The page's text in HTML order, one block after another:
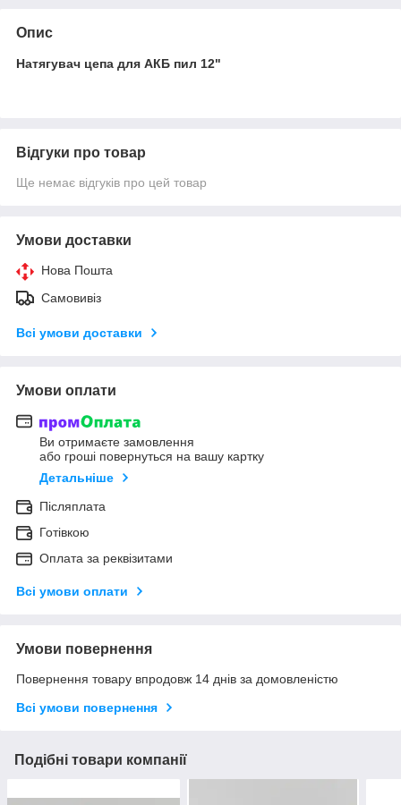
Опис
Натягувач цепа для АКБ пил 12"
Відгуки про товар
Ще немає відгуків про цей товар
Умови доставки
Нова Пошта
Самовивіз
Всі умови доставки
Умови оплати
Ви отримаєте замовлення
або гроші повернуться на вашу картку
Детальніше
Післяплата
Готівкою
Оплата за реквізитами
Всі умови оплати
Умови повернення
Повернення товару впродовж 14 днів за домовленістю
Всі умови повернення
Подібні товари компанії